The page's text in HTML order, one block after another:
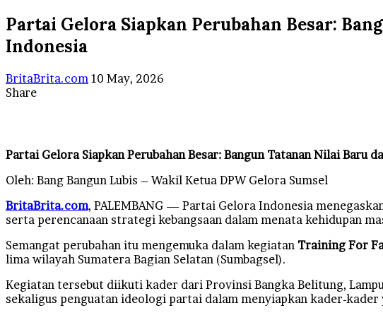
Partai Gelora Siapkan Perubahan Besar:
Indonesia
BritaBrita.com Send
10 May, 2026
Share
Partai Gelora Siapkan Perubahan Besar: Bangun Tatanan Nilai Baru
Oleh: Bang Bangun Lubis – Wakil Ketua DPW Gelora Sumsel
BritaBrita.com, PALEMBANG — Partai Gelora Indonesia
serta perencanaan strategi kebangsaan dalam menata kehidupan
Semangat perubahan itu mengemuka dalam kegiatan Training For
lima wilayah Sumatera Bagian Selatan (Sumbagsel).
Kegiatan tersebut diikuti kader dari Provinsi Bangka Belitung,
sekaligus penguatan ideologi partai dalam menyiapkan kader-kader